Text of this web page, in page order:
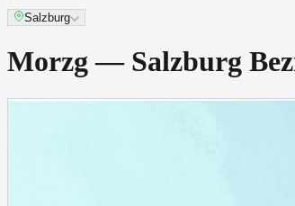
Salzburg
Morzg — Salzburg